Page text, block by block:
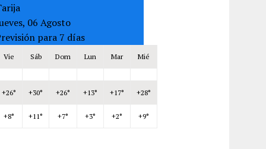
06 Agosto
para 7 días
Vie Sáb Dom Lun Mar Mié
+26° +30° +26° +13° +17° +28°
+8° +11° +7° +3° +2° +9°